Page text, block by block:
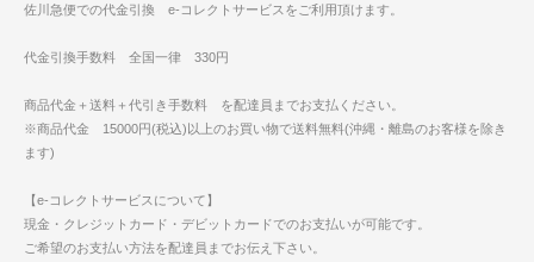
佐川急便での代金引換 e-コレクトサービスをご利用頂けます。
代金引換手数料 全国一律 330円
商品代金＋送料＋代引き手数料 を配達員までお支払ください。
※商品代金 15000円(税込)以上のお買い物で送料無料(沖縄・離島のお客様を除き
ます)
【e-コレクトサービスについて】
現金・クレジットカード・デビットカードでのお支払いが可能です。
ご希望のお支払い方法を配達員までお伝え下さい。